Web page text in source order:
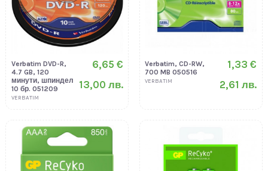
Verbatim DVD-R,
4.7 GB, 120
минути, шпиндел
10 бр. 051209
VERBATIM
6,65 €
13,00 лв.
Verbatim, CD-RW,
700 MB 050516
VERBATIM
1,33 €
2,61 лв.